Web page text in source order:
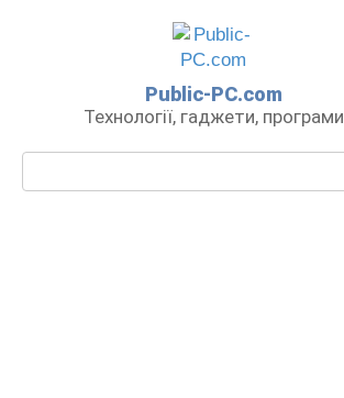
Public-PC.com
Технології, гаджети, програми